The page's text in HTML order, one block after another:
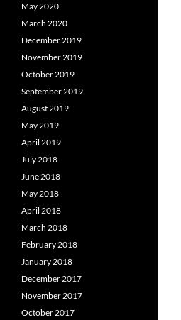
May 2020
March 2020
December 2019
November 2019
October 2019
September 2019
August 2019
May 2019
April 2019
July 2018
June 2018
May 2018
April 2018
March 2018
February 2018
January 2018
December 2017
November 2017
October 2017